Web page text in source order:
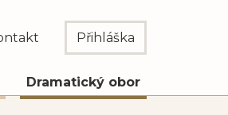
Přihláška
Dramatický obor